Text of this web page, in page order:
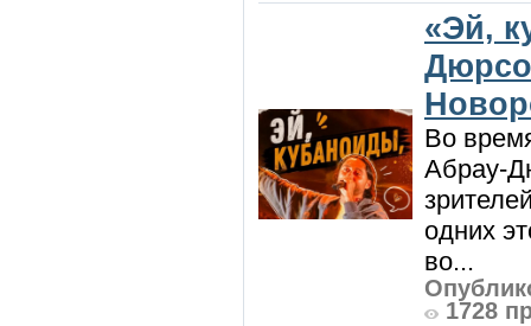
«Эй,
Во
Абрау-
одних
во...
1728